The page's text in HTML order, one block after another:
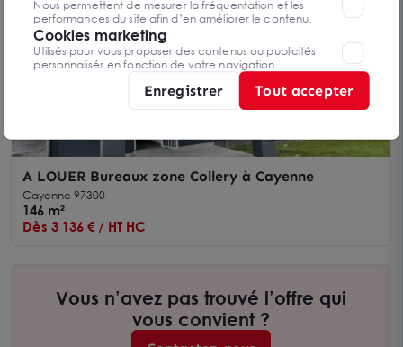
A LOUER Bureaux zone Collery à Cayenne
Cayenne 97300
146 m²
Dès 3 136 € / HT HC
Vous n’avez pas trouvé l’offre qui
vous convient ?
Nous permettent de mesurer la fréquentation et les
performances du site afin d’en améliorer le contenu.
Cookies marketing
Utilisés pour vous proposer des contenus ou publicités
personnalisés en fonction de votre navigation.
Enregistrer Tout accepter